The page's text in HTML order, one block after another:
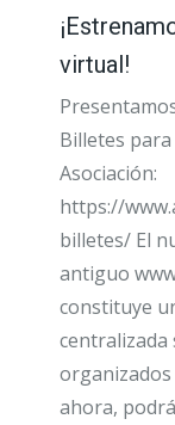
virtual!
Billetes
Asociación:
https://
billetes/ El
antiguo
constituye
centralizada
ahora,